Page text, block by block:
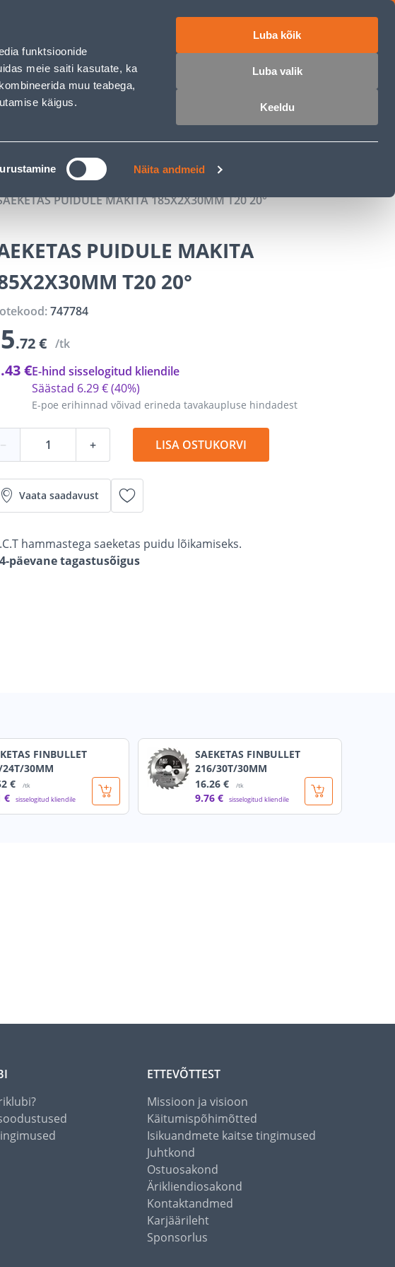
funktsioonide
meie saiti kasutate, ka
muu teabega,
käigus.
Näita andmeid
Luba kõik
Luba valik
Keeldu
Logi sisse
JÄRELMAKS
PUIDULE MAKITA 185X2X30MM T20 20°
PUIDULE MAKITA
T20 20°
747784
.72 € /tk
.43 €
E-poe erihinnad võivad erineda tavakaupluse hindadest
Säästad 6.29 €(40%)
E-hind sisselogitud kliendile
− + LISA OSTUKORVI
Vaata saadavust
hammastega saeketas puidu lõikamiseks.
päevane tagastusõigus
FINBULLET
24T/30MM
€ /tk
€ sisselogitud kliendile
SAEKETAS FINBULLET
216/30T/30MM
16.26 € /tk
9.76 € sisselogitud kliendile
ETTEVÕTTEST
Missioon ja visioon
Käitumispõhimõtted
Isikuandmete kaitse tingimused
Juhtkond
Ostuosakond
Ärikliendiosakond
Kontaktandmed
Karjäärileht
Sponsorlus